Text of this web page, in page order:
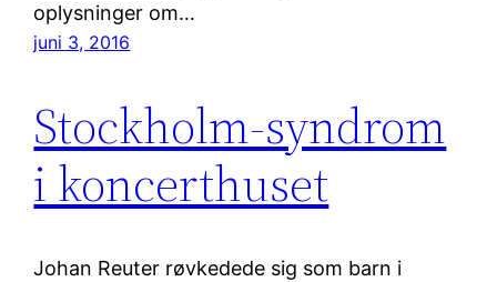
oplysninger om…
juni 3, 2016
Stockholm-syndrom
i koncerthuset
Johan Reuter røvkedede sig som barn i